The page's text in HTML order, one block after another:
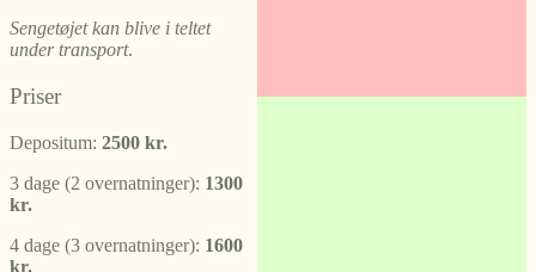
Sengetøjet kan blive i teltet
under transport.
Priser
Depositum: 2500 kr.
3 dage (2 overnatninger): 1300
kr.
4 dage (3 overnatninger): 1600
kr.